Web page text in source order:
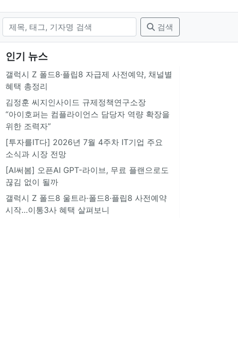
검색
인기 뉴스
갤럭시 Z 폴드8·플립8 자급제 사전예약, 채널별
혜택 총정리
김정훈 씨지인사이드 규제정책연구소장
“아이호퍼는 컴플라이언스 담당자 역량 확장을
위한 조력자”
[투자를IT다] 2026년 7월 4주차 IT기업 주요
소식과 시장 전망
[AI써봄] 오픈AI GPT-라이브, 무료 플랜으로도
끊김 없이 될까
갤럭시 Z 폴드8 울트라·폴드8·플립8 사전예약
시작…이통3사 혜택 살펴보니